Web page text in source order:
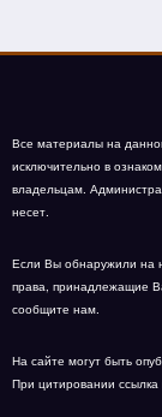
Все материалы на
исключительно в
владельцам.
несет.
Если Вы обнаружили на
права, принадлежащие
сообщите нам.
На сайте могут быть
При цитировании ссылка